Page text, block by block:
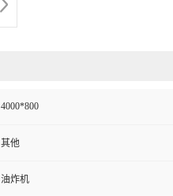
4000*800
其他
油炸机